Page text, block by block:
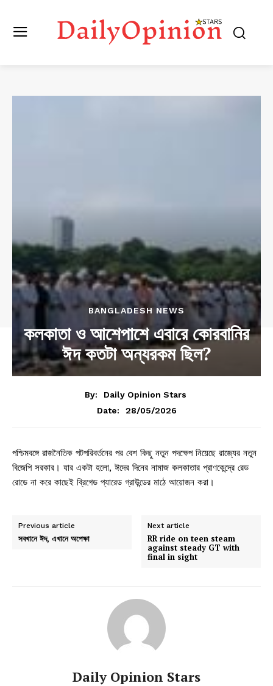
BANGLADESH NEWS
কলকাতা ও আশেপাশে এবারে কোরবানির
ঈদ কতটা অন্যরকম ছিল?
By:
Daily Opinion Stars
Date:
28/05/2026
পশ্চিমবঙ্গে রাজনৈতিক পটপরিবর্তনের পর বেশ কিছু নতুন পদক্ষেপ নিয়েছে রাজ্যের নতুন
বিজেপি সরকার। যার একটা হলো, ঈদের দিনের নামাজ কলকাতার প্রাণকেন্দ্রে রেড
রোডে না করে কাছেই ব্রিগেড প্যারেড গ্রাউন্ডের মাঠে আয়োজন করা।
Previous article
সবখানে ঈদ, এখানে অপেক্ষা
Next article
RR ride on teen steam
against steady GT with
final in sight
Daily Opinion Stars